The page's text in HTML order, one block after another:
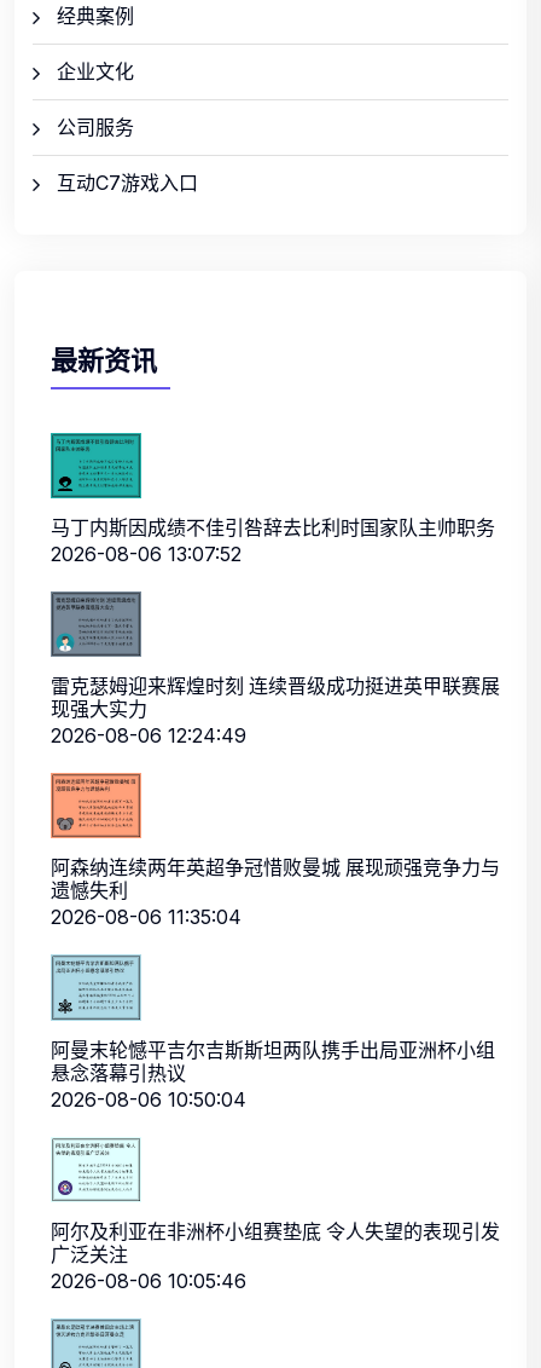
经典案例
企业文化
公司服务
互动C7游戏入口
最新资讯
马丁内斯因成绩不佳引咎辞去比利时国家队主帅职务
2026-08-06 13:07:52
雷克瑟姆迎来辉煌时刻 连续晋级成功挺进英甲联赛展
现强大实力
2026-08-06 12:24:49
阿森纳连续两年英超争冠惜败曼城 展现顽强竞争力与
遗憾失利
2026-08-06 11:35:04
阿曼末轮憾平吉尔吉斯斯坦两队携手出局亚洲杯小组
悬念落幕引热议
2026-08-06 10:50:04
阿尔及利亚在非洲杯小组赛垫底 令人失望的表现引发
广泛关注
2026-08-06 10:05:46